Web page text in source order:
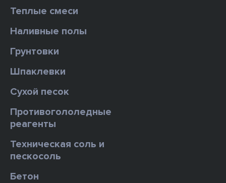
Теплые смеси
Наливные полы
Грунтовки
Шпаклевки
Сухой песок
Противогололедные
реагенты
Техническая соль и
пескосоль
Бетон